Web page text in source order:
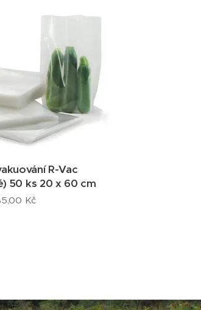
R-Vac
50 ks 20 x 60 cm
Kč